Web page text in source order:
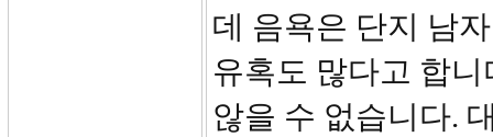
데 음욕은 단지 남
유혹도 많다고 합
않을 수 없습니다.